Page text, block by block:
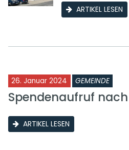
ARTIKEL LESEN
26. Januar 2024 GEMEINDE
Spendenaufruf
ARTIKEL LESEN